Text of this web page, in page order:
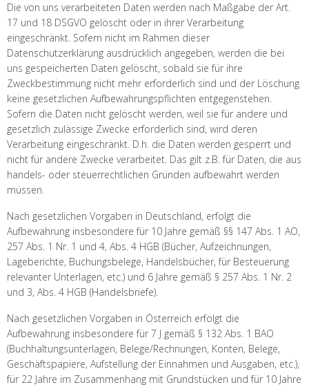
Die von uns verarbeiteten Daten werden nach Maßgabe der Art.
17 und 18 DSGVO gelöscht oder in ihrer Verarbeitung
eingeschränkt. Sofern nicht im Rahmen dieser
Datenschutzerklärung ausdrücklich angegeben, werden die bei
uns gespeicherten Daten gelöscht, sobald sie für ihre
Zweckbestimmung nicht mehr erforderlich sind und der Löschung
keine gesetzlichen Aufbewahrungspflichten entgegenstehen.
Sofern die Daten nicht gelöscht werden, weil sie für andere und
gesetzlich zulässige Zwecke erforderlich sind, wird deren
Verarbeitung eingeschränkt. D.h. die Daten werden gesperrt und
nicht für andere Zwecke verarbeitet. Das gilt z.B. für Daten, die aus
handels- oder steuerrechtlichen Gründen aufbewahrt werden
müssen.
Nach gesetzlichen Vorgaben in Deutschland, erfolgt die
Aufbewahrung insbesondere für 10 Jahre gemäß §§ 147 Abs. 1 AO,
257 Abs. 1 Nr. 1 und 4, Abs. 4 HGB (Bücher, Aufzeichnungen,
Lageberichte, Buchungsbelege, Handelsbücher, für Besteuerung
relevanter Unterlagen, etc.) und 6 Jahre gemäß § 257 Abs. 1 Nr. 2
und 3, Abs. 4 HGB (Handelsbriefe).
Nach gesetzlichen Vorgaben in Österreich erfolgt die
Aufbewahrung insbesondere für 7 J gemäß § 132 Abs. 1 BAO
(Buchhaltungsunterlagen, Belege/Rechnungen, Konten, Belege,
Geschäftspapiere, Aufstellung der Einnahmen und Ausgaben, etc.),
für 22 Jahre im Zusammenhang mit Grundstücken und für 10 Jahre